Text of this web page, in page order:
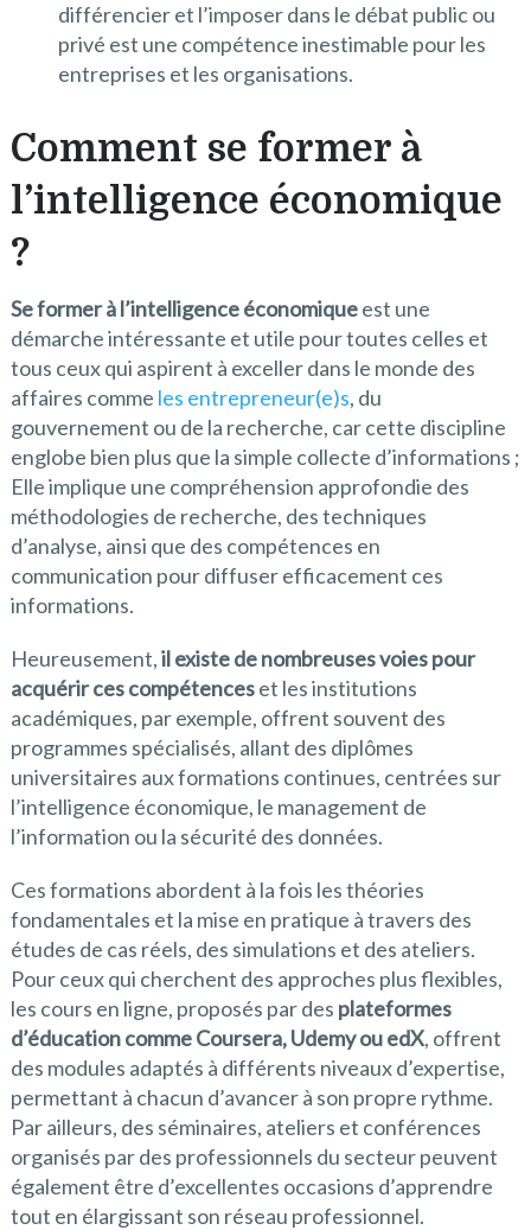
différencier et l’imposer dans le débat public ou
privé est une compétence inestimable pour les
entreprises et les organisations.
Comment se former à
l’intelligence économique
?
Se former à l’intelligence économiqueest une
démarche intéressante et utile pour toutes celles et
tous ceux qui aspirent à exceller dans le monde des
affaires comme les entrepreneur(e)s, du
gouvernement ou de la recherche, car cette discipline
englobe bien plus que la simple collecte d’informations ;
Elle implique une compréhension approfondie des
méthodologies de recherche, des techniques
d’analyse, ainsi que des compétences en
communication pour diffuser efficacement ces
informations.
Heureusement,il existe de nombreuses voies pour
acquérir ces compétenceset les institutions
académiques, par exemple, offrent souvent des
programmes spécialisés, allant des diplômes
universitaires aux formations continues, centrées sur
l’intelligence économique, le management de
l’information ou la sécurité des données.
Ces formations abordent à la fois les théories
fondamentales et la mise en pratique à travers des
études de cas réels, des simulations et des ateliers.
Pour ceux qui cherchent des approches plus flexibles,
les cours en ligne, proposés par des plateformes
d’éducation comme Coursera, Udemy ou edX, offrent
des modules adaptés à différents niveaux d’expertise,
permettant à chacun d’avancer à son propre rythme.
Par ailleurs, des séminaires, ateliers et conférences
organisés par des professionnels du secteur peuvent
également être d’excellentes occasions d’apprendre
tout en élargissant son réseau professionnel.